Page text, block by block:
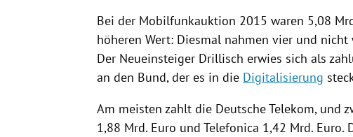
Bei der Mobilfunkauktion 2015 waren 5,08
höheren Wert: Diesmal nahmen vier und
Der Neueinsteiger Drillisch erwies sich als
an den Bund, der es in die Digitalisierung
Am meisten zahlt die Deutsche Telekom, und
1,88 Mrd. Euro undTelefonica 1,42 Mrd. Euro.